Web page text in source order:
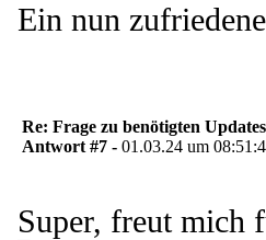
Ein nun
Re: Frage zu benötigten
Antwort #7 - 01.03.24 um
Super, freut mich